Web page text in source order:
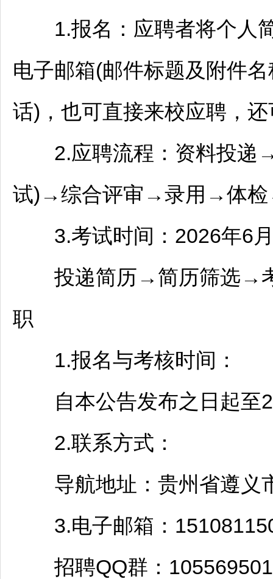
1.报名：应聘者将个人简
电子邮箱(邮件标题及附件
话)，也可直接来校应聘，
2.应聘流程：资料投递→
试)→综合评审→录用→体
3.考试时间：2026年6月
投递简历→简历筛选→
职
1.报名与考核时间：
自本公告发布之日起至
2.联系方式：
导航地址：贵州省遵义
3.电子邮箱：
招聘QQ群：